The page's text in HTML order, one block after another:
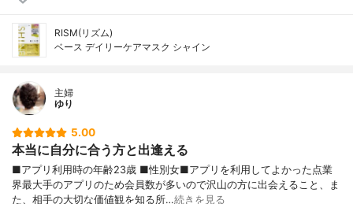
RISM(リズム)
ベース デイリーケアマスク シャイン
主婦
ゆり
5.00
本当に自分に合う方と出逢える
■アプリ利用時の年齢23歳 ■性別女■アプリを利用してよかった点業
界最大手のアプリのため会員数が多いので沢山の方に出会えること、ま
た、相手の大切な価値観を知る所…続きを見る